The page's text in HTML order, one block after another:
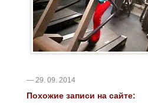
— 29. 09. 2014
Похожие записи на сайте: